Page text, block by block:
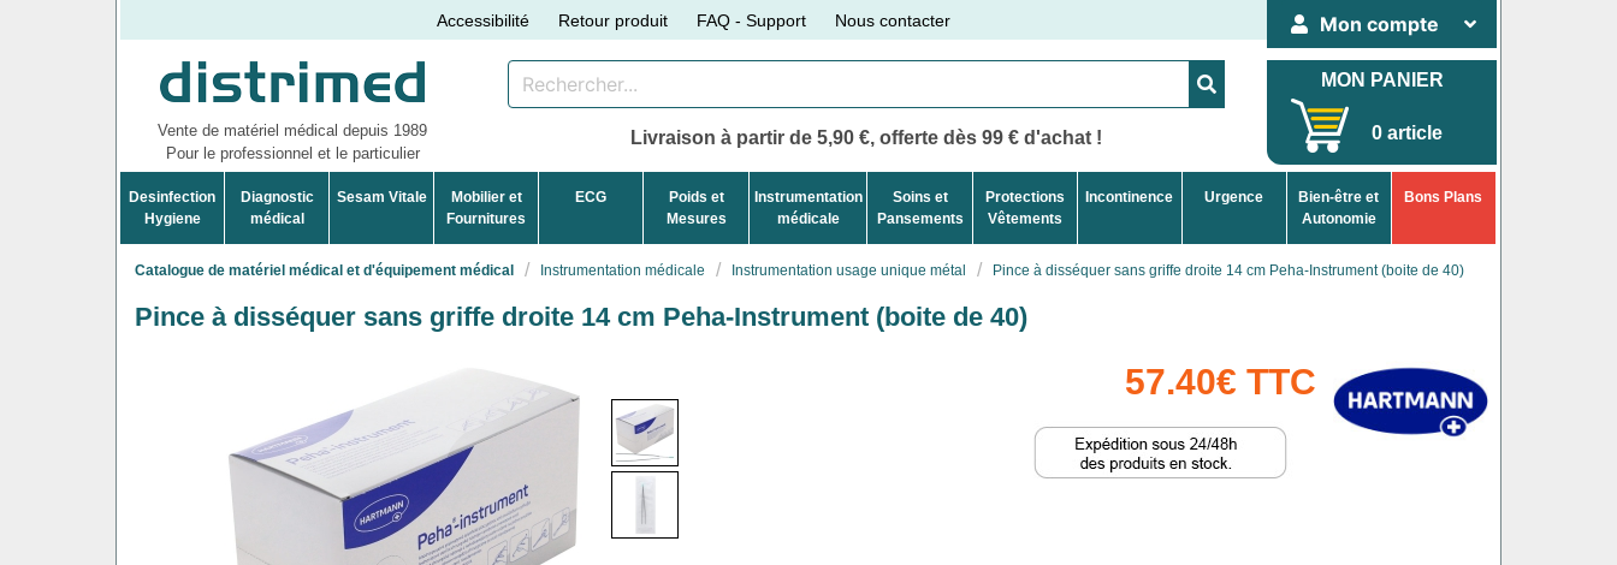
Accessibilité Retour produit FAQ - Support Nous contacter Mon compte
Vente de matériel médical depuis 1989
Pour le professionnel et le particulier
Livraison à partir de 5,90 €, offerte dès 99 € d'achat !
MON PANIER
0 article
Desinfection
Hygiene
Diagnostic
médical
Sesam Vitale
Mobilier et
Fournitures
ECG
Poids et
Mesures
Instrumentation
médicale
Soins et
Pansements
Protections
Vêtements
Incontinence Urgence
Bien-être et
Autonomie
Bons Plans
Catalogue de matériel médical et d'équipement médical Instrumentation médicale Instrumentation usage unique métal Pince à disséquer sans griffe droite 14 cm Peha-Instrument (boite de 40)
Pince à disséquer sans griffe droite 14 cm Peha-Instrument (boite de 40)
57.40€ TTC